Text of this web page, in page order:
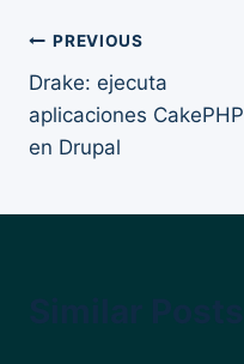
Post
navigation
PREVIOUS
Drake: ejecuta
aplicaciones CakePHP
en Drupal